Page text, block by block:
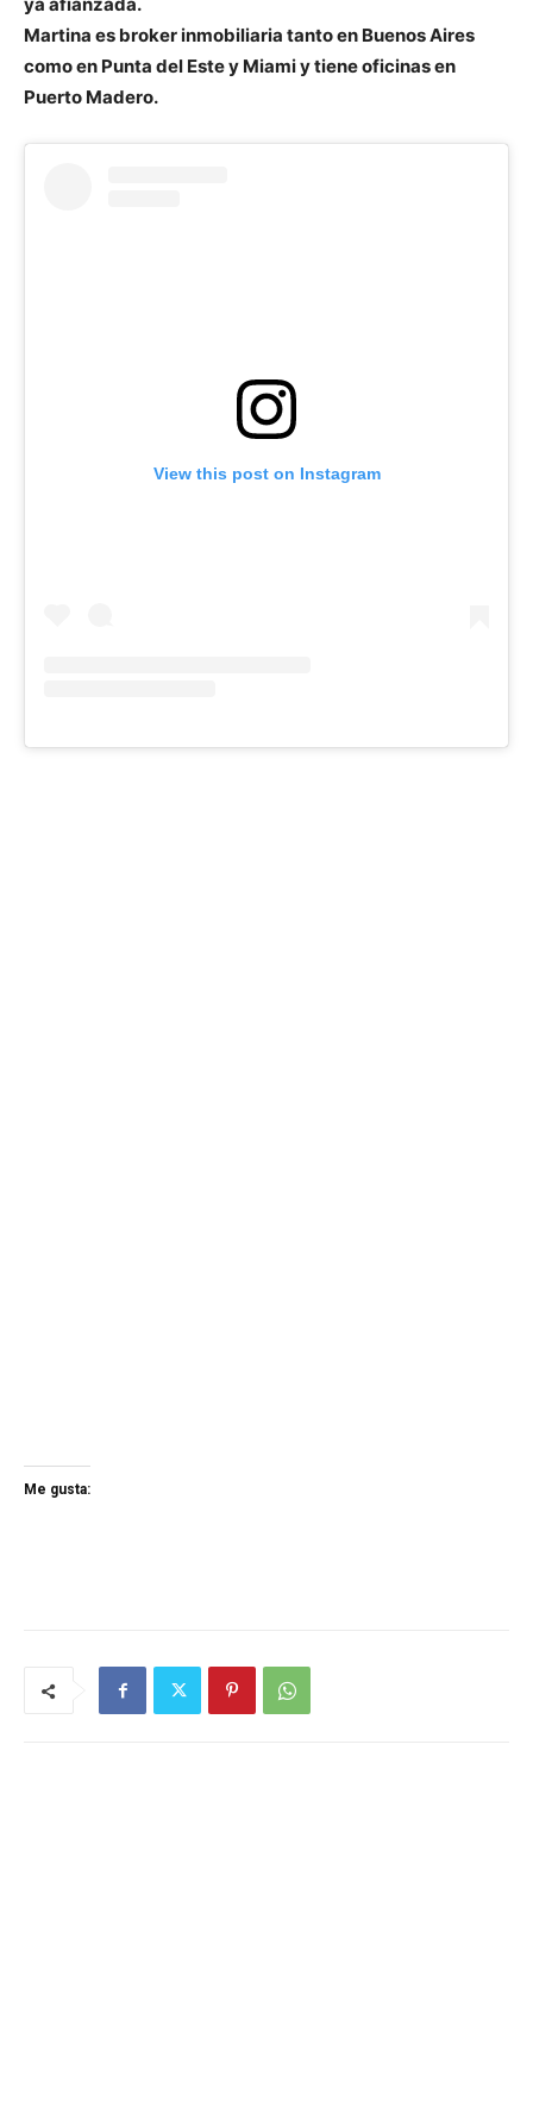
Martina es broker inmobiliaria tanto en Buenos Aires
como en Punta del Este y Miami y tiene oficinas en
Puerto Madero.
View this post on Instagram
Me gusta: